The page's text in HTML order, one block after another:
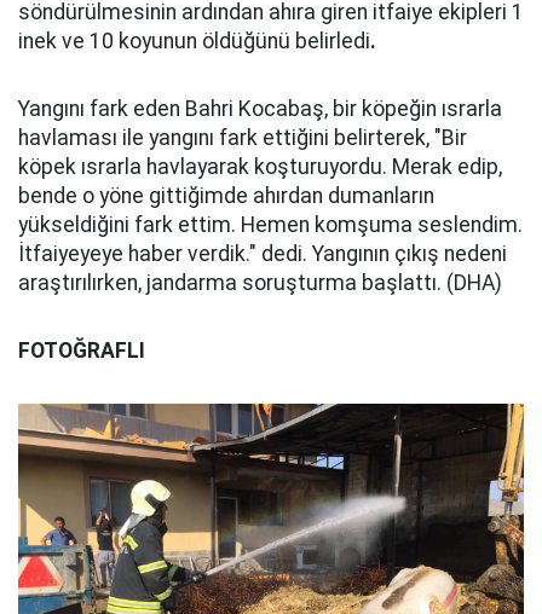
söndürülmesinin ardından ahıra giren itfaiye ekipleri 1
inek ve 10 koyunun öldüğünü belirledi.
Yangını fark eden Bahri Kocabaş, bir köpeğin ısrarla
havlaması ile yangını fark ettiğini belirterek, "Bir
köpek ısrarla havlayarak koşturuyordu. Merak edip,
bende o yöne gittiğimde ahırdan dumanların
yükseldiğini fark ettim. Hemen komşuma seslendim.
İtfaiyeyeye haber verdik." dedi. Yangının çıkış nedeni
araştırılırken, jandarma soruşturma başlattı. (DHA)
FOTOĞRAFLI